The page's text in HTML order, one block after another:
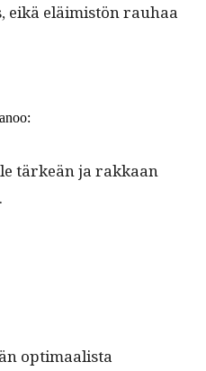
eikä eläimistön rauhaa
tärkeän ja rakkaan
opti­maal­ista